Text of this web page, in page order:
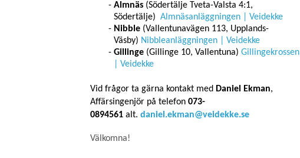
Almnäs (Södertälje Tveta-Valsta 4:1,
Södertälje) Almnäsanläggningen | Veidekke
Nibble (Vallentunavägen 113, Upplands-
Väsby) Nibbleanläggningen | Veidekke
Gillinge (Gillinge 10, Vallentuna) Gillingekrossen
| Veidekke
Vid frågor ta gärna kontakt med Daniel Ekman,
Affärsingenjör på telefon 073-
0894561 alt. daniel.ekman@veidekke.se
Välkomna!